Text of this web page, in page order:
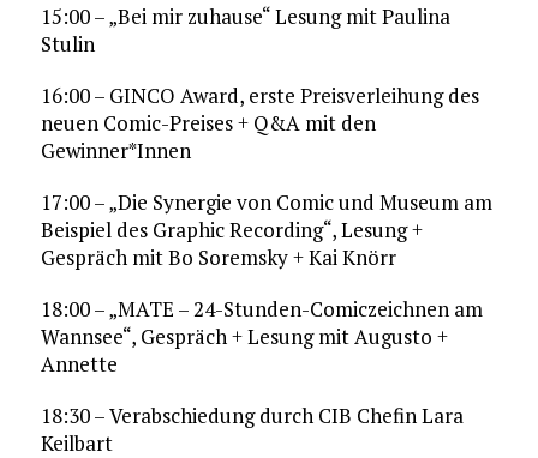
15:00 – „Bei mir zuhause“ Lesung mit Paulina
Stulin
16:00 – GINCO Award, erste Preisverleihung des
neuen Comic-Preises + Q&A mit den
Gewinner*Innen
17:00 – „Die Synergie von Comic und Museum am
Beispiel des Graphic Recording“, Lesung +
Gespräch mit Bo Soremsky + Kai Knörr
18:00 – „MATE – 24-Stunden-Comiczeichnen am
Wannsee“, Gespräch + Lesung mit Augusto +
Annette
18:30 – Verabschiedung durch CIB Chefin Lara
Keilbart